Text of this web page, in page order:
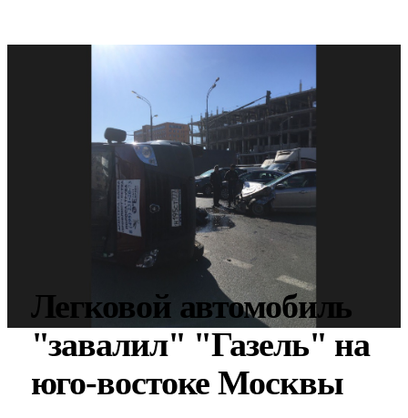
Легковой автомобиль
"завалил" "Газель" на
юго-востоке Москвы